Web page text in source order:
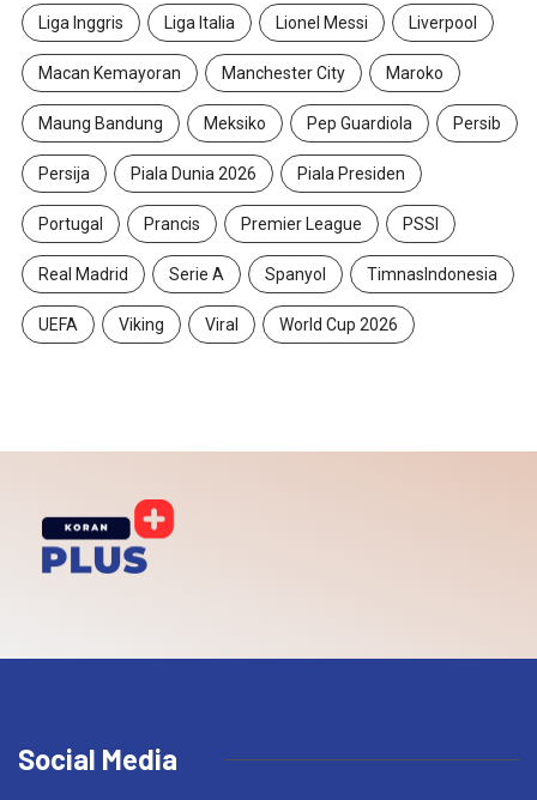
Liga Inggris Liga Italia Lionel Messi Liverpool
Macan Kemayoran Manchester City Maroko
Maung Bandung Meksiko Pep Guardiola Persib
Persija Piala Dunia 2026 Piala Presiden
Portugal Prancis Premier League PSSI
Real Madrid Serie A Spanyol TimnasIndonesia
UEFA Viking Viral World Cup 2026
Social Media